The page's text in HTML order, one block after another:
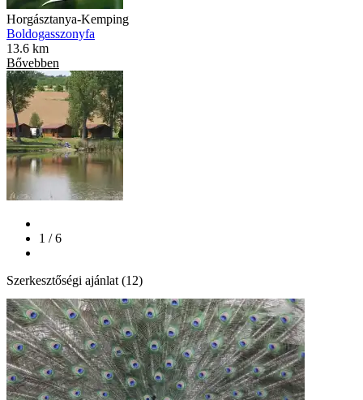
Horgásztanya-Kemping
Boldogasszonyfa
13.6 km
Bővebben
1 / 6
Szerkesztőségi ajánlat (12)